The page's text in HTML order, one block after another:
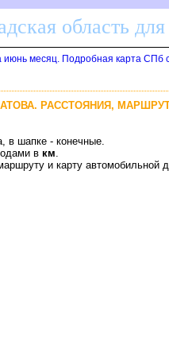
область для
месяц. Подробная карта СПб
РАССТОЯНИЯ,
шапке - конечные.
км
и карту автомобильной